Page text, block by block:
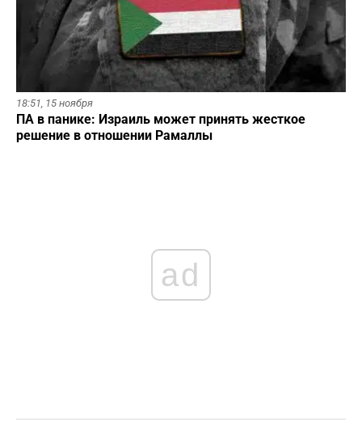
18:51, 15 ноября
ПА в панике: Израиль может принять жесткое
решение в отношении Рамаллы
ad